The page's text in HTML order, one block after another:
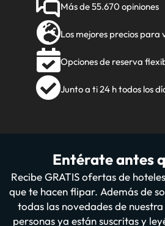
Más de 55.670 opiniones
Los mejores precios para
Opciones de reserva
Junto a ti 24 h todos los
Entérate antes
Recibe GRATIS ofertas de
que te hacen flipar. Además de
todas las novedades de
personas ya están suscritas y